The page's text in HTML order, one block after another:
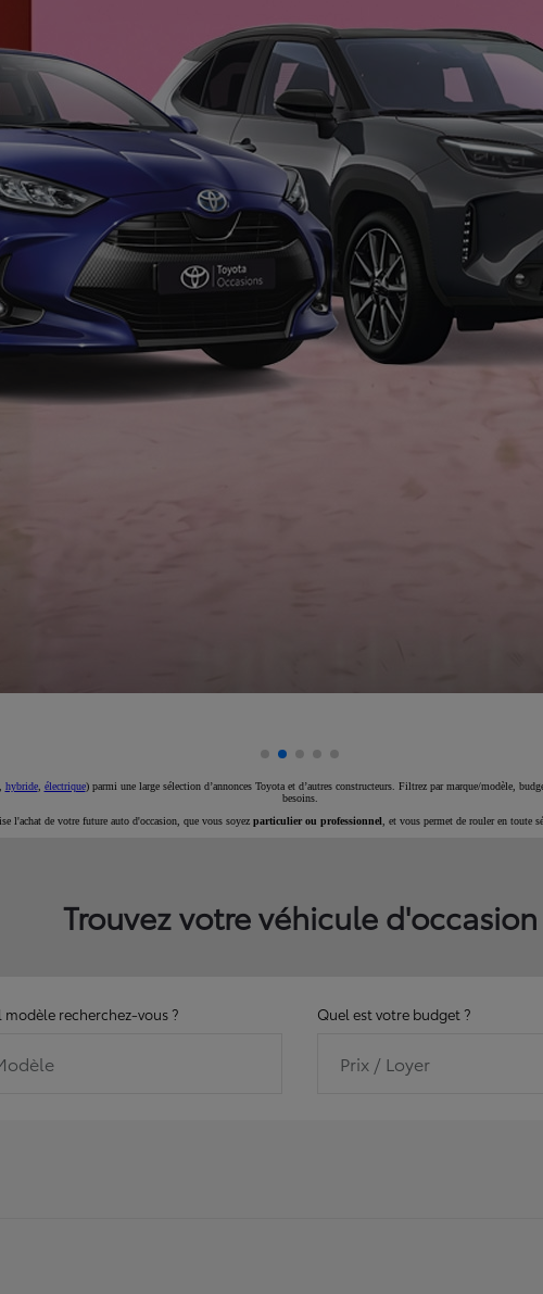
hybride, électrique) parmi une large sélection d’annonces Toyota et d’autres constructeurs. Filtrez par marque/modèle,
besoins.
l'achat de votre future auto d'occasion, que vous soyez particulier ou professionnel , et vous permet de rouler en toute
Trouvez votre véhicule d'occasion
modèle recherchez-vous ? Quel est votre budget ?
Prix / Loyer